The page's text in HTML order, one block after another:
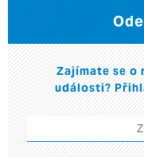
Zajímate se o
události?